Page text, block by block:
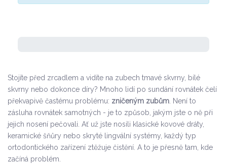
Stojíte před zrcadlem a vidíte na zubech tmavé skvrny, bílé
skvrny nebo dokonce díry? Mnoho lidí po sundání rovnátek čelí
překvapivě častému problému: zničeným zubům . Není to
zásluha rovnátek samotných - je to způsob, jakým jste o ně při
jejich nosení pečovali. Ať už jste nosili klasické kovové dráty,
keramické šňůry nebo skryté lingvální systémy, každý typ
ortodontického zařízení ztěžuje čistění. A to je přesně tam, kde
začíná problém.